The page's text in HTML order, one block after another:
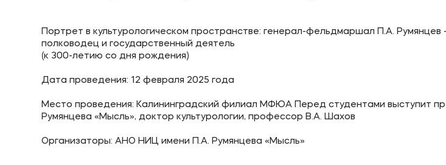
Приемная комиссия
+7 (495) 221-10-01
+7 (800) 200-80-66
Об образовательной организации
Банковские реквизиты
Портрет в культурологическом пространстве: генерал-фельдмаршал П.А. Румянцев
полководец и государственный деятель
(к 300-летию со дня рождения)
Дата проведения: 12 февраля 2025 года
Место проведения: Калининградский филиал МФЮА Перед студентами выступит
Румянцева «Мысль», доктор культурологии, профессор В.А. Шахов
Организаторы: АНО НИЦ имени П.А. Румянцева «Мысль»